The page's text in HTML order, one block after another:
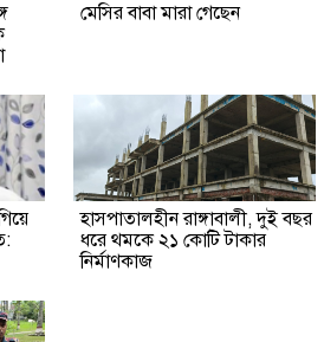
মেসির বাবা মারা গেছেন
হাসপাতালহীন রাঙ্গাবালী, দুই বছর
ধরে থমকে ২১ কোটি টাকার
নির্মাণকাজ